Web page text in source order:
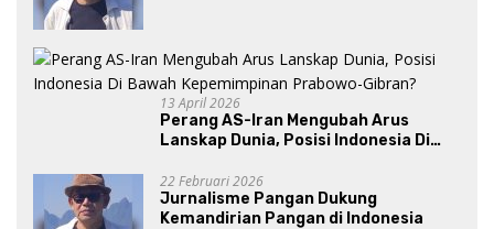
13 April 2026
Perang AS-Iran Mengubah Arus
Lanskap Dunia, Posisi Indonesia Di
Gibran?
22 Februari 2026
Jurnalisme Pangan Dukung
Kemandirian Pangan di Indonesia